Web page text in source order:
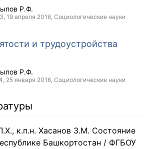
Р.Ф.
19 апреля 2016, Социологические науки
и трудоустройства
Р.Ф.
25 января 2016, Социологические науки
к.п.н. Хасанов З.М. Состояние
Башкортостан / ФГБОУ